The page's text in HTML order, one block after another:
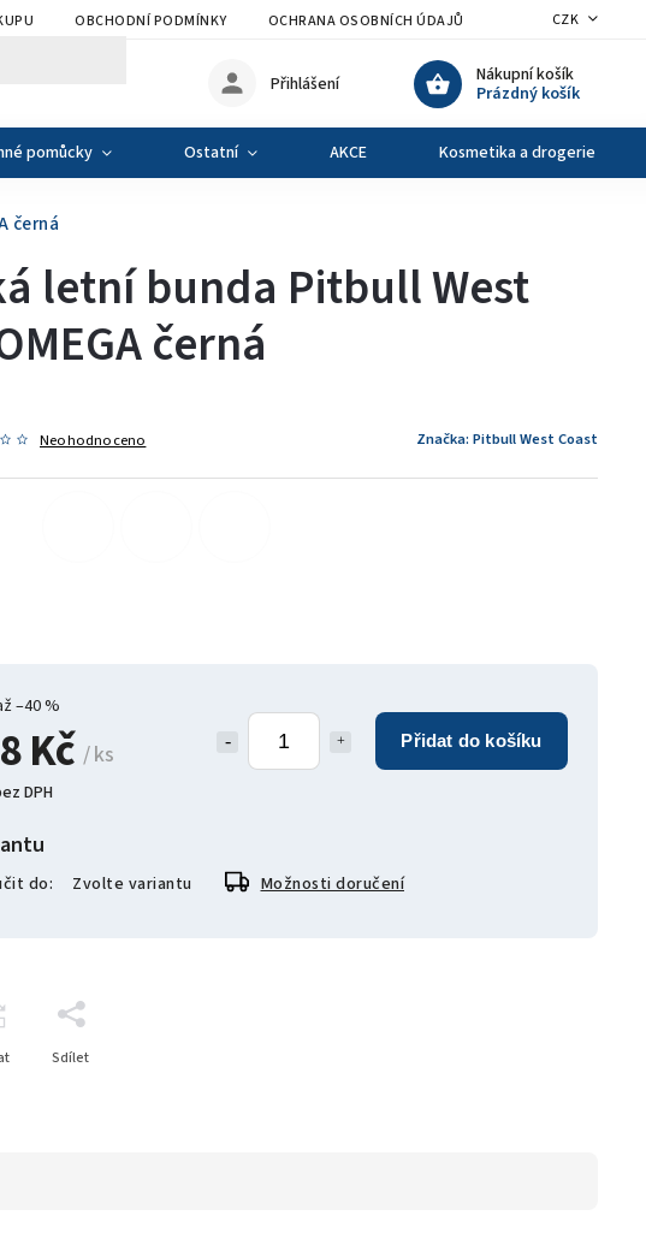
OBCHODNÍ PODMÍNKY OCHRANA OSOBNÍCH ÚDAJŮ VÝMĚNA A VRÁCENÍ
CZK
Nákupní košík
Prázdný košík
Přihlášení
pomůcky Ostatní AKCE Kosmetika a drogerie
černá
–40 %
Kč / ks
DPH
Přidat do košíku
do: Zvolte variantu Možnosti doručení
letní bunda Pitbull West
černá
Neohodnoceno Značka: Pitbull West Coast
Sdílet